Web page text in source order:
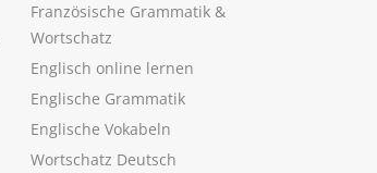
Französische Grammatik &
Wortschatz
Englisch online lernen
Englische Grammatik
Englische Vokabeln
Wortschatz Deutsch